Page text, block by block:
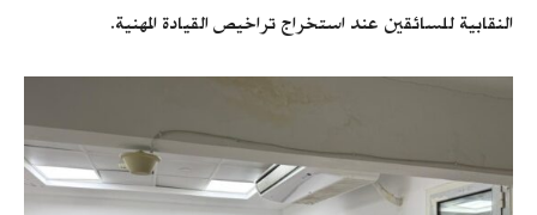
النقابية للسائقين عند استخراج تراخيص القيادة المهنية.